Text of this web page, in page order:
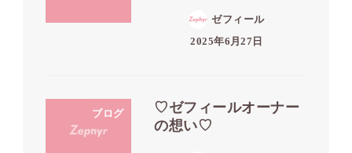
ゼフィール
2025年6月27日
ブログ
♡ゼフィールオーナー
の想い♡